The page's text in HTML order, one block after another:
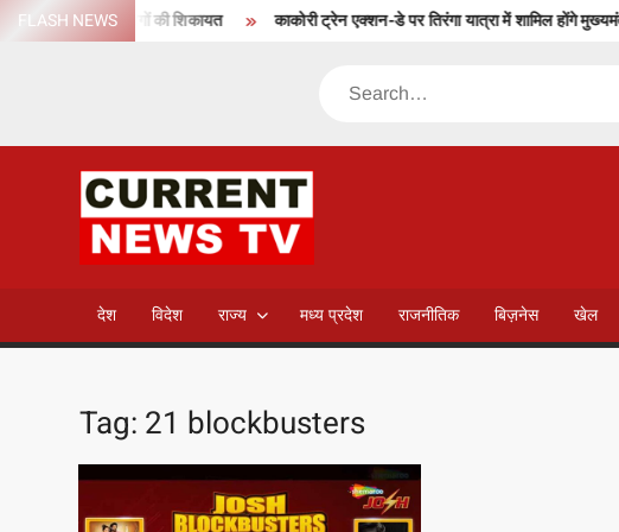
SkipFLASH NEWS
अपनों और लोगों की शिकायत काकोरी ट्रेन एक्शन-डे पर तिरंगा यात्रा में शामिल होंगे मुख्यमंत्री
Search
NEWS TV
देश विदेश राज्य मध्य प्रदेश राजनीतिक बिज़नेस खेल
Tag: 21 blockbusters